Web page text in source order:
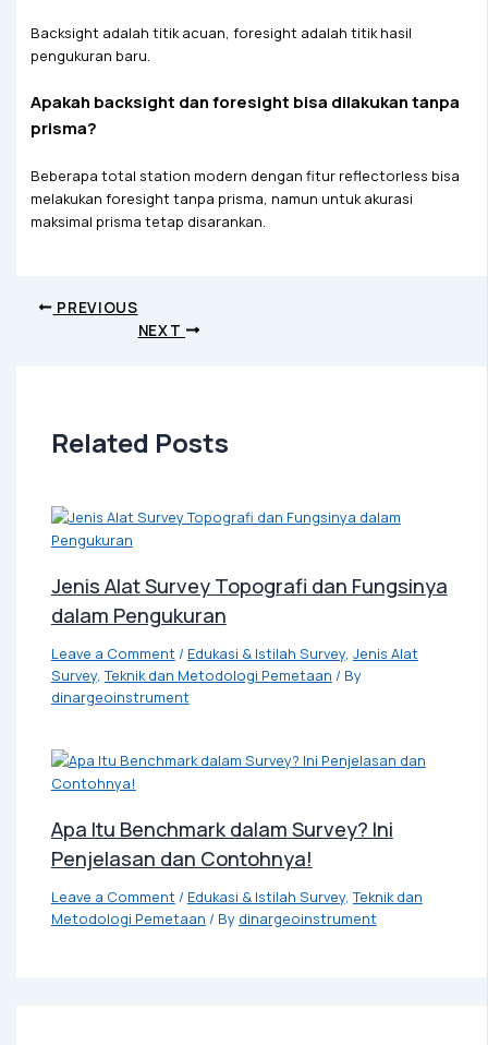
Backsight adalah titik acuan, foresight adalah titik hasil
pengukuran baru.
Apakah backsight dan foresight bisa dilakukan tanpa
prisma?
Beberapa total station modern dengan fitur reflectorless bisa
melakukan foresight tanpa prisma, namun untuk akurasi
maksimal prisma tetap disarankan.
PREVIOUS
NEXT
Related Posts
Jenis Alat Survey Topografi dan Fungsinya
dalam Pengukuran
Leave a Comment/ Edukasi & Istilah Survey, Jenis Alat
Survey,Teknik dan Metodologi Pemetaan / By
dinargeoinstrument
Apa Itu Benchmark dalam Survey? Ini
Penjelasan dan Contohnya!
Leave a Comment/ Edukasi & Istilah Survey,Teknik dan
Metodologi Pemetaan / By dinargeoinstrument